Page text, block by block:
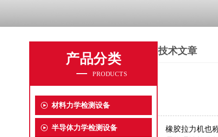
产品分类
PRODUCTS
材料力学检测设备
半导体力学检测设备
技术文章
橡胶拉力机也